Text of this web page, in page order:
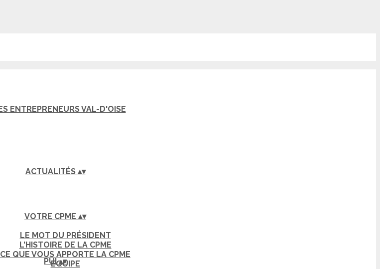
ACTUALITÉS ▴▾
VOTRE CPME ▴▾
LE MOT DU PRÉSIDENT
L'HISTOIRE DE LA CPME
CE QUE VOUS APPORTE LA CPME
EQUIPE
PUI▴▾